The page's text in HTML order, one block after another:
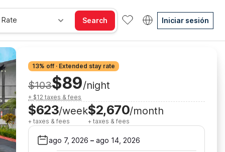
Search Iniciar sesión
13% off · Extended stay rate
$103$89/night
+ $12 taxes & fees
$623/week
+ taxes & fees
$2,670/month
+ taxes & fees
ago 7, 2026 – ago 14, 2026